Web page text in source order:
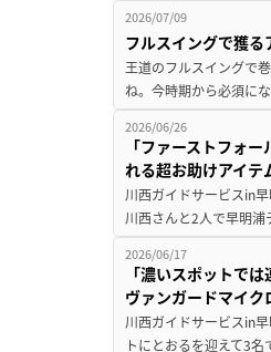
2026/07/09
フルスイングで獲る
王道のフルスイングで
ね。今時期から必須に
2026/06/26
「ファーストフォ
れる超お助けアイテ
川西ガイドサービスin
川西さんと2人で早明
2026/06/17
「濃いスポットで
ヴァンガードマイク
川西ガイドサービスin
トにとおるを迎えて3